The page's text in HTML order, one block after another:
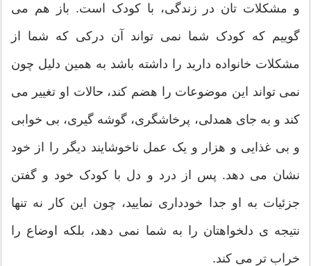
و مشکلات تان در زندگی، با کودک است. باز هم می
گوییم که کودک شما نمی تواند آن درکی که شما از
مشکلات خانواده دارید را داشته باشد به همین دلیل چون
نمی تواند این موضوعات را هضم کند، حالات او تغییر می
کند و به جای همدلی، پرخاشگری، گوشه گیری، بی خوابی
و بی غذایی و هزار و یک عمل ناخوشایند دیگر را از خود
نشان می دهد. پس از درد و دل با کودک خود و گفتن
جزئیات به او جدا خودداری نمایید، چون این کار نه تنها
نتیجه ی دلخواهتان را به شما نمی دهد، بلکه اوضاع را
خراب تر می کند.